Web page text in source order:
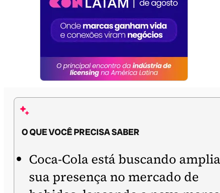
O QUE VOCÊ PRECISA SABER
Coca-Cola está buscando
sua presença no mercado de